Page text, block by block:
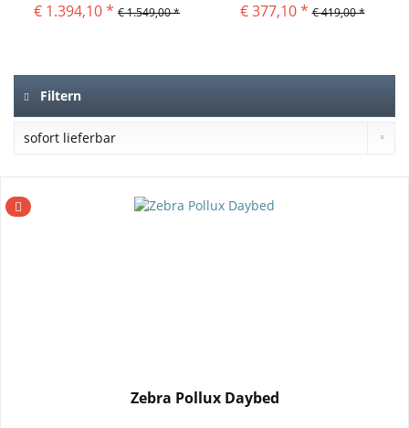
€ 1.394,10 * € 1.549,00 * € 377,10 * € 419,00 *
Filtern
Zebra Pollux Daybed